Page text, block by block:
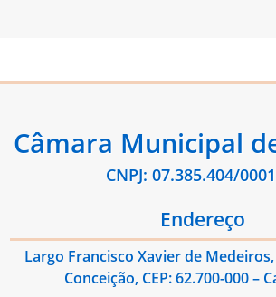
Câmara Municipal
CNPJ: 07.385.404/
Endereço
Largo Francisco Xavier de
Conceição, CEP: 62.700-000 –